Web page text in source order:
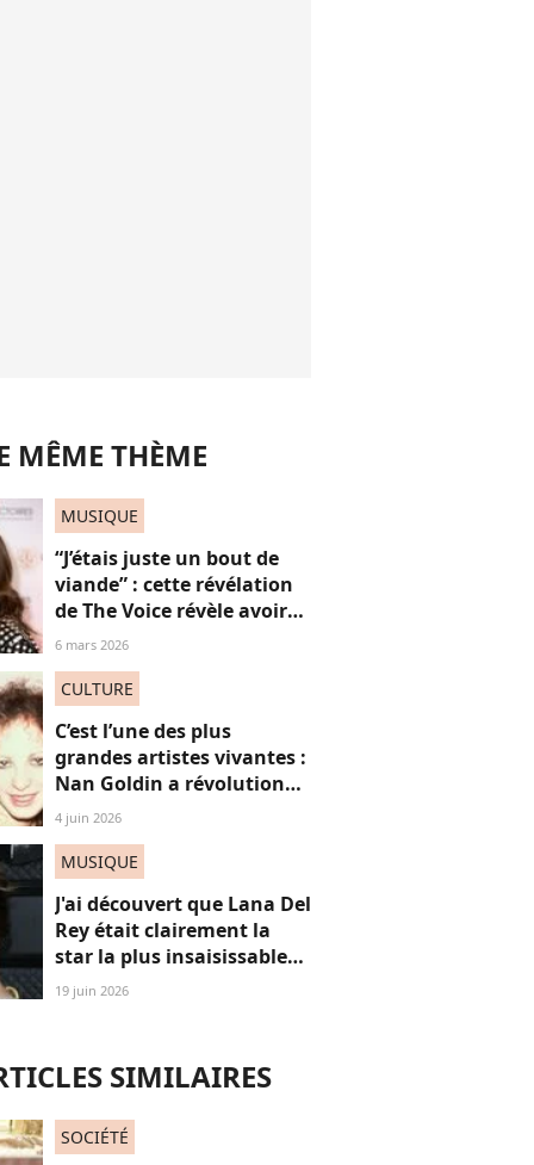
MÊME THÈME
MUSIQUE
“J’étais juste un bout de
viande” : cette révélation
de The Voice révèle avoir
subi le regard des hommes
6 mars 2026
CULTURE
C’est l’une des plus
grandes artistes vivantes :
Nan Goldin a révolutionné
mon regard, voici
4 juin 2026
MUSIQUE
J'ai découvert que Lana Del
Rey était clairement la
star la plus insaisissable
de la pop, et voici
19 juin 2026
SIMILAIRES
SOCIÉTÉ